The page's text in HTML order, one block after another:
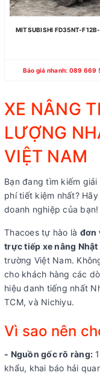
MITSUBISHI FD35NT-
Báo giá nhanh: 089 669
XE NÂNG
LƯỢNG
VIỆT NAM
Bạn đang tìm kiếm
phí tiết kiệm nhất? Hãy
doanh nghiệp của bạn!
Thacoes tự hào là đơn
trực tiếp xe nâng
trường Việt Nam.
cho khách hàng các
hiệu danh tiếng nhất
TCM, và Nichiyu.
Vì sao nên
- Nguồn gốc rõ ràng:
khẩu, khai báo hải